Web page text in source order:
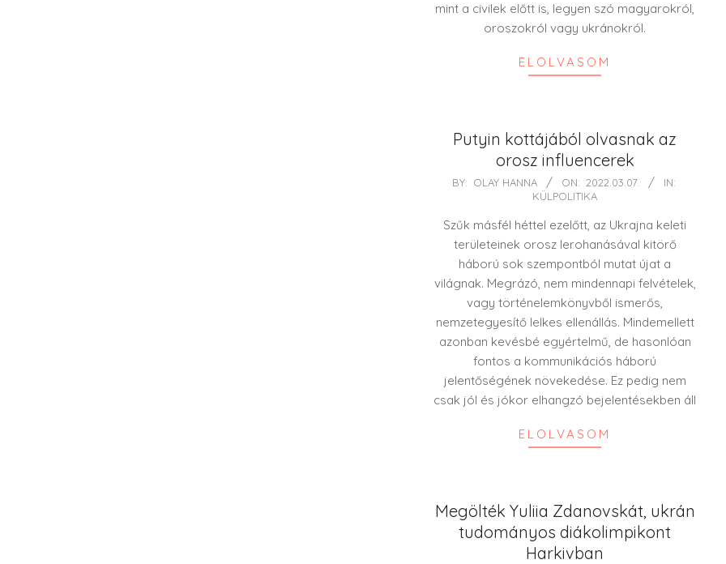
mint a civilek előtt is, legyen szó magyarokról,
oroszokról vagy ukránokról.
ELOLVASOM
Putyin kottájából olvasnak az
orosz influencerek
2022-
07
BY: OLAY HANNA ON: 2022.03.07.
IN:
KÜLPOLITIKA
Szűk másfél héttel ezelőtt, az Ukrajna keleti
területeinek orosz lerohanásával kitörő
háború sok szempontból mutat újat a
világnak. Megrázó, nem mindennapi felvételek,
vagy történelemkönyvből ismerős,
nemzetegyesítő lelkes ellenállás. Mindemellett
azonban kevésbé egyértelmű, de hasonlóan
fontos a kommunikációs háború
jelentőségének növekedése. Ez pedig nem
csak jól és jókor elhangzó bejelentésekben áll
ELOLVASOM
Megölték Yuliia Zdanovskát, ukrán
tudományos diákolimpikont
Harkivban